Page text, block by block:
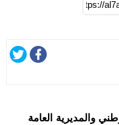
والمديرية العامة